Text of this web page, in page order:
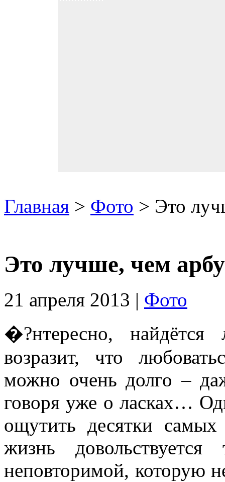
Главная > Фото > Это
Это лучше, чем
21 апреля 2013 | Фото
�?нтересно,
возразит, что
можно очень долго –
говоря уже о ласках…
ощутить десятки
жизнь
неповторимой, которую